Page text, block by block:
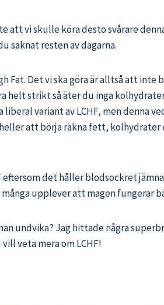
vi skulle köra desto svårare
saknat resten av dagarna.
Fat. Det vi ska göra är alltså att
helt strikt så äter du inga
variant av LCHF, men
att börja räkna fett,
det håller blodsockret
upplever att magen fungerar
undvika? Jag hittade några
veta mera om LCHF!